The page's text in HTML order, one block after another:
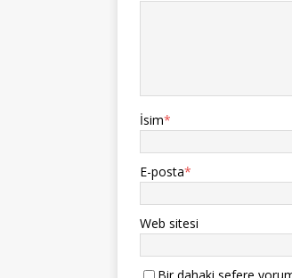
İsim*
E-posta*
Web sitesi
Bir dahaki sefere